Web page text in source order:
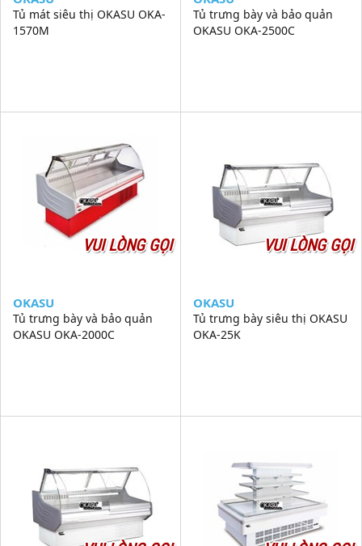
Tủ mát siêu thị OKASU OKA-
1570M
Tủ trưng bày và bảo quản
OKASU OKA-2500C
VUI LÒNG GỌI
OKASU
Tủ trưng bày và bảo quản
OKASU OKA-2000C
VUI LÒNG GỌI
OKASU
Tủ trưng bày siêu thị OKASU
OKA-25K